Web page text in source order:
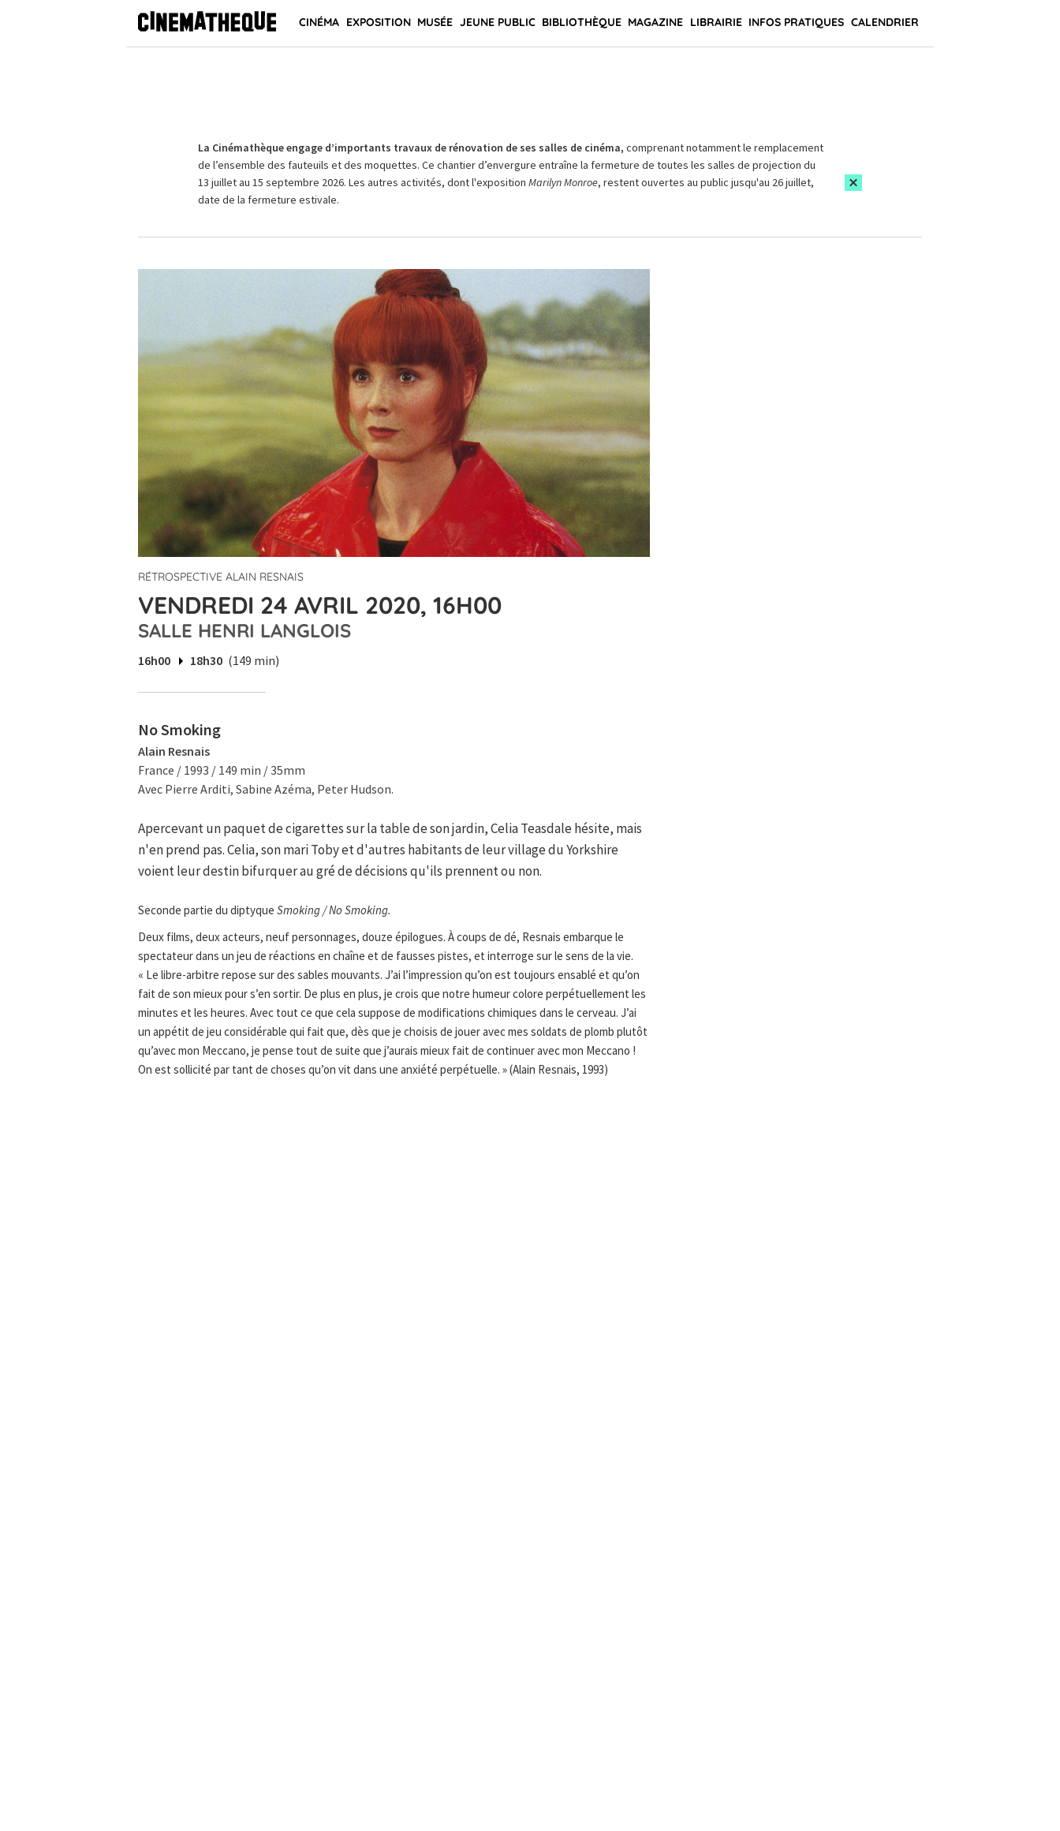
CINÉMA EXPOSITION MUSÉE JEUNE PUBLIC BIBLIOTHÈQUE MAGAZINE LIBRAIRIE INFOS PRATIQUES CALENDRIER
La Cinémathèque engage d’importants travaux de rénovation de ses salles de cinéma, comprenant notamment le remplacement
de l’ensemble des fauteuils et des moquettes. Ce chantier d’envergure entraîne la fermeture de toutes les salles de projection du
13 juillet au 15 septembre 2026. Les autres activités, dont l'exposition Marilyn Monroe, restent ouvertes au public jusqu'au 26 juillet,
date de la fermeture estivale.
RÉTROSPECTIVE ALAIN RESNAIS
VENDREDI 24 AVRIL 2020, 16H00
SALLE HENRI LANGLOIS
16h00 18h30 (149 min)
No Smoking
Alain Resnais
France / 1993 / 149 min / 35mm
Avec Pierre Arditi, Sabine Azéma, Peter Hudson.
Apercevant un paquet de cigarettes sur la table de son jardin, Celia Teasdale hésite, mais
n'en prend pas. Celia, son mari Toby et d'autres habitants de leur village du Yorkshire
voient leur destin bifurquer au gré de décisions qu'ils prennent ou non.
Seconde partie du diptyque Smoking / No Smoking.
Deux films, deux acteurs, neuf personnages, douze épilogues. À coups de dé, Resnais embarque le
spectateur dans un jeu de réactions en chaîne et de fausses pistes, et interroge sur le sens de la vie.
« Le libre-arbitre repose sur des sables mouvants. J’ai l’impression qu’on est toujours ensablé et qu’on
fait de son mieux pour s’en sortir. De plus en plus, je crois que notre humeur colore perpétuellement les
minutes et les heures. Avec tout ce que cela suppose de modifications chimiques dans le cerveau. J’ai
un appétit de jeu considérable qui fait que, dès que je choisis de jouer avec mes soldats de plomb plutôt
qu’avec mon Meccano, je pense tout de suite que j’aurais mieux fait de continuer avec mon Meccano !
On est sollicité par tant de choses qu’on vit dans une anxiété perpétuelle. » (Alain Resnais, 1993)